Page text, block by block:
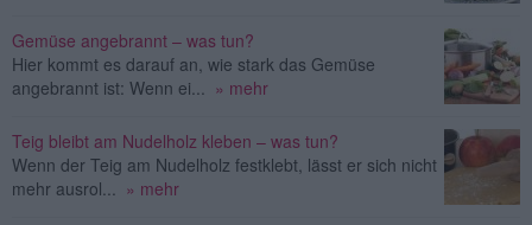
Gemüse angebrannt – was tun?
Hier kommt es darauf an, wie stark das Gemüse
angebrannt ist: Wenn ei...
» mehr
Teig bleibt am Nudelholz kleben – was tun?
Wenn der Teig am Nudelholz festklebt, lässt er sich nicht
mehr ausrol...
» mehr